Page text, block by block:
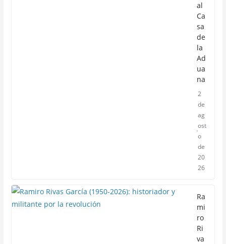
al
Ca
sa
de
la
Ad
ua
na
2
de
ag
ost
o
de
20
26
Ra
mi
ro
Ri
va